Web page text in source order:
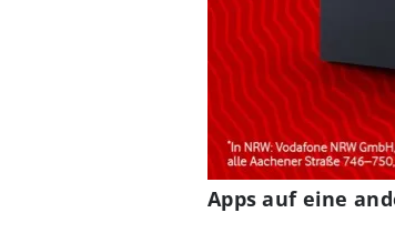
Apps auf eine